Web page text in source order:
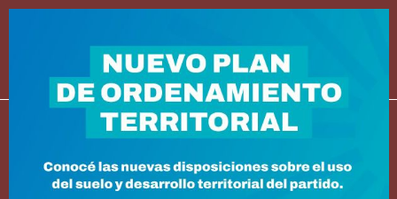
Planeamiento y
Ordenamiento